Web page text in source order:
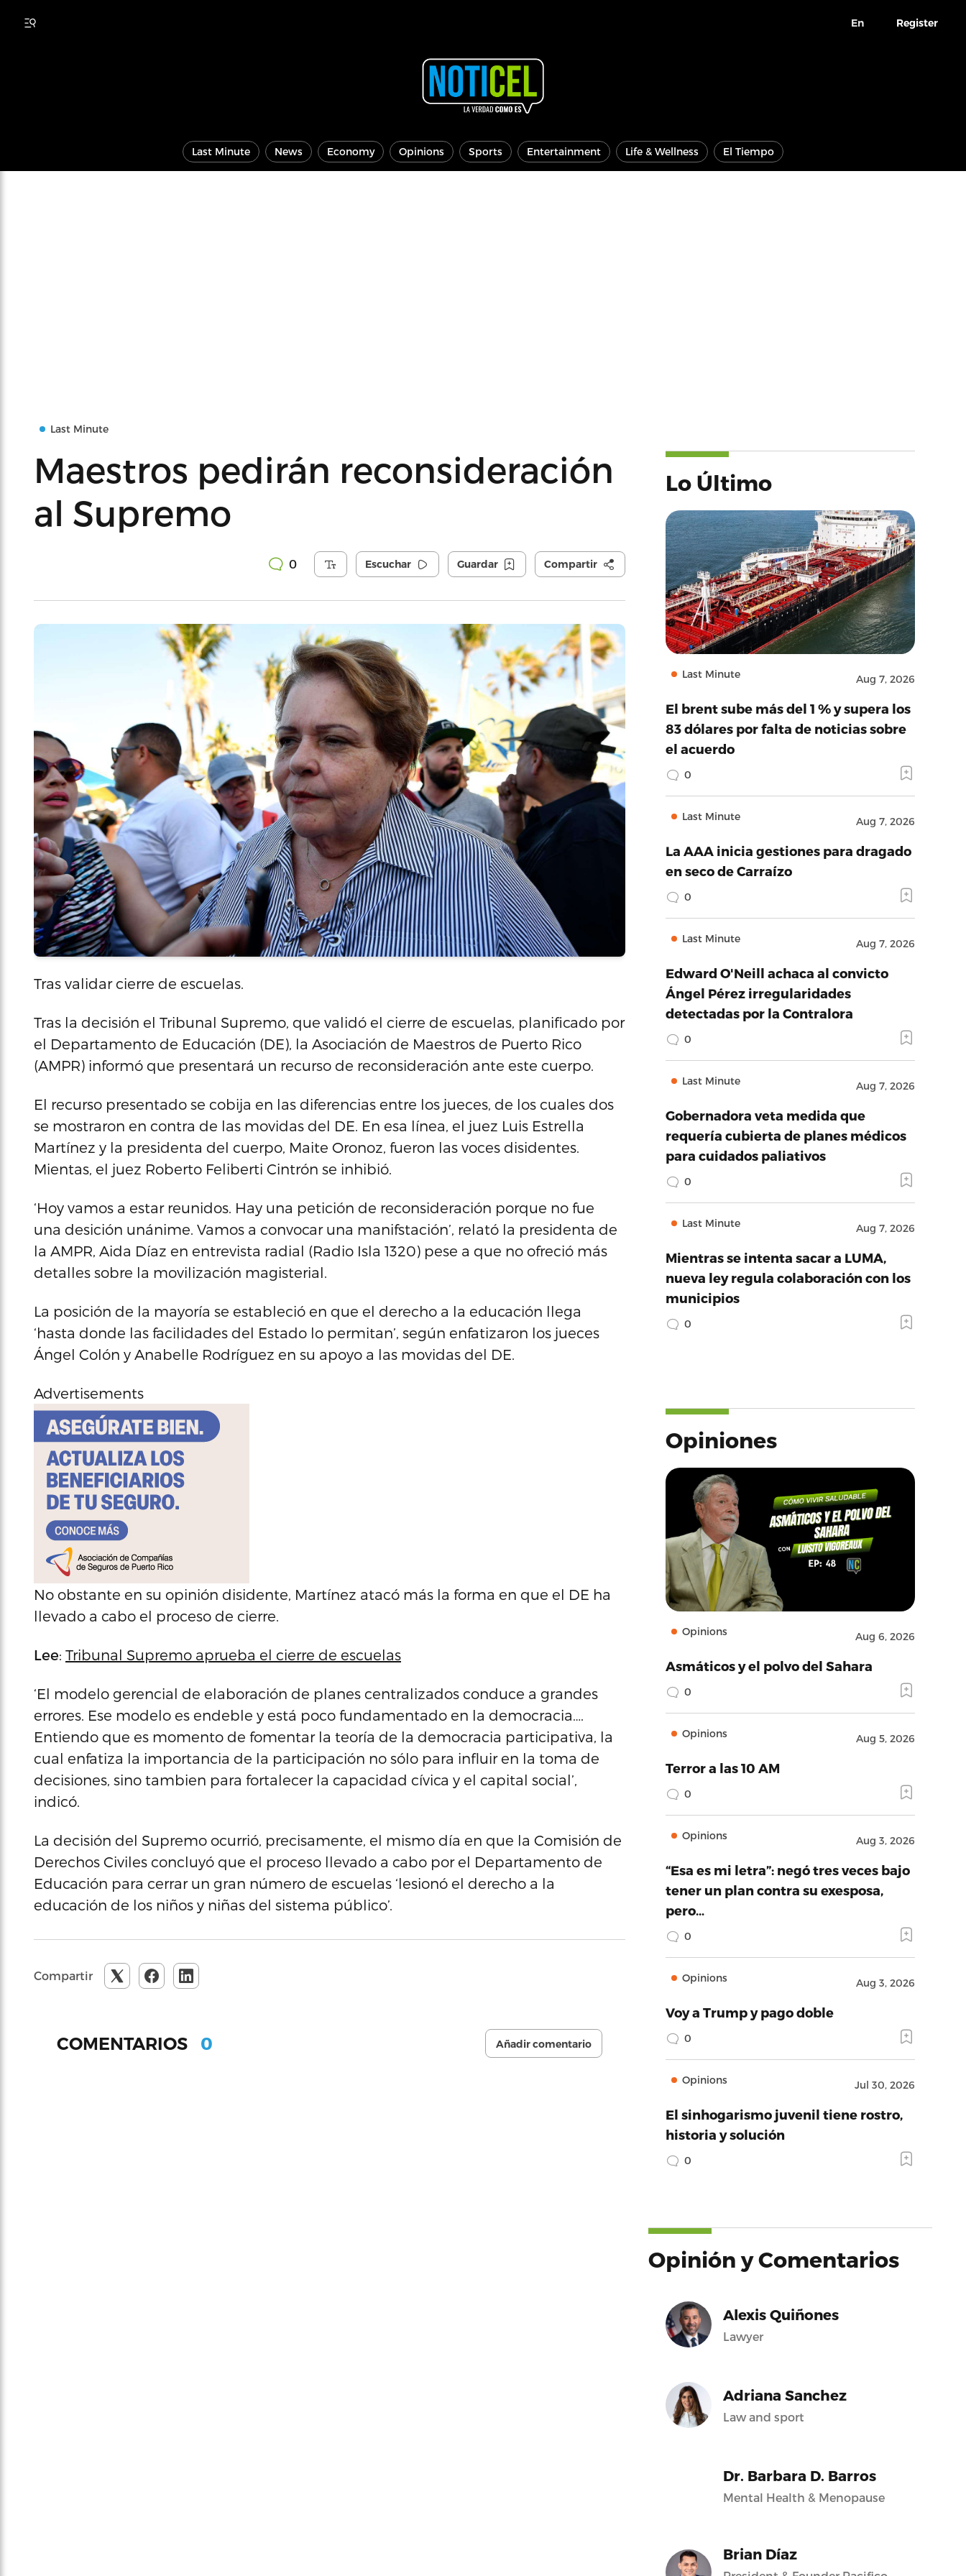
En Register
Last Minute News Economy Opinions Sports Entertainment Life & Wellness El Tiempo
Last Minute
Maestros pedirán reconsideración
al Supremo
0 Escuchar Guardar Compartir
Tras validar cierre de escuelas.
Tras la decisión el Tribunal Supremo, que validó el cierre de escuelas, planificado por
el Departamento de Educación (DE), la Asociación de Maestros de Puerto Rico
(AMPR) informó que presentará un recurso de reconsideración ante este cuerpo.
El recurso presentado se cobija en las diferencias entre los jueces, de los cuales dos
se mostraron en contra de las movidas del DE. En esa línea, el juez Luis Estrella
Martínez y la presidenta del cuerpo, Maite Oronoz, fueron las voces disidentes.
Mientas, el juez Roberto Feliberti Cintrón se inhibió.
‘Hoy vamos a estar reunidos. Hay una petición de reconsideración porque no fue
una desición unánime. Vamos a convocar una manifstación’, relató la presidenta de
la AMPR, Aida Díaz en entrevista radial (Radio Isla 1320) pese a que no ofreció más
detalles sobre la movilización magisterial.
La posición de la mayoría se estableció en que el derecho a la educación llega
‘hasta donde las facilidades del Estado lo permitan’, según enfatizaron los jueces
Ángel Colón y Anabelle Rodríguez en su apoyo a las movidas del DE.
Advertisements
No obstante en su opinión disidente, Martínez atacó más la forma en que el DE ha
llevado a cabo el proceso de cierre.
Lee: Tribunal Supremo aprueba el cierre de escuelas
‘El modelo gerencial de elaboración de planes centralizados conduce a grandes
errores. Ese modelo es endeble y está poco fundamentado en la democracia….
Entiendo que es momento de fomentar la teoría de la democracia participativa, la
cual enfatiza la importancia de la participación no sólo para influir en la toma de
decisiones, sino tambien para fortalecer la capacidad cívica y el capital social’,
indicó.
La decisión del Supremo ocurrió, precisamente, el mismo día en que la Comisión de
Derechos Civiles concluyó que el proceso llevado a cabo por el Departamento de
Educación para cerrar un gran número de escuelas ‘lesionó el derecho a la
educación de los niños y niñas del sistema público’.
Compartir
COMENTARIOS 0 Añadir comentario
Lo Último
Last Minute Aug 7, 2026
El brent sube más del 1 % y supera los
83 dólares por falta de noticias sobre
el acuerdo
0
Last Minute Aug 7, 2026
La AAA inicia gestiones para dragado
en seco de Carraízo
0
Last Minute Aug 7, 2026
Edward O'Neill achaca al convicto
Ángel Pérez irregularidades
detectadas por la Contralora
0
Last Minute Aug 7, 2026
Gobernadora veta medida que
requería cubierta de planes médicos
para cuidados paliativos
0
Last Minute Aug 7, 2026
Mientras se intenta sacar a LUMA,
nueva ley regula colaboración con los
municipios
0
Opiniones
Opinions Aug 6, 2026
Asmáticos y el polvo del Sahara
0
Opinions Aug 5, 2026
Terror a las 10 AM
0
Opinions Aug 3, 2026
“Esa es mi letra”: negó tres veces bajo
tener un plan contra su exesposa,
pero…
0
Opinions Aug 3, 2026
Voy a Trump y pago doble
0
Opinions Jul 30, 2026
El sinhogarismo juvenil tiene rostro,
historia y solución
0
Opinión y Comentarios
Alexis Quiñones
Lawyer
Adriana Sanchez
Law and sport
Dr. Barbara D. Barros
Mental Health & Menopause
Brian Díaz